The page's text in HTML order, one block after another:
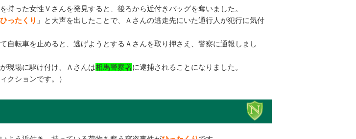
持った女性Ｖさんを発見すると、後ろから近付きバッグを奪いました。
ひったくり 」と大声を出したことで、Ａさんの逃走先にいた通行人が犯行に気付
自転車を止めると、逃げようとするＡさんを取り押さえ、警察に通報しまし
現場に駆け付け、Ａさんは相馬警察署に逮捕されることになりました。
クションです。）